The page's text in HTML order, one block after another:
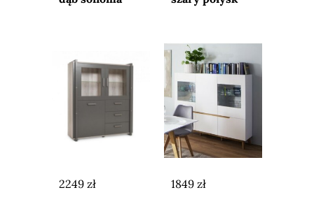
2249 zł
1849 zł